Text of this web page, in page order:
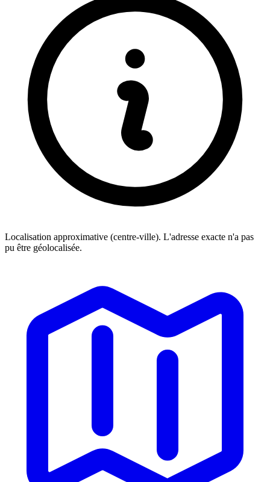
Localisation approximative (centre-ville). L'adresse exacte n'a pas
pu être géolocalisée.